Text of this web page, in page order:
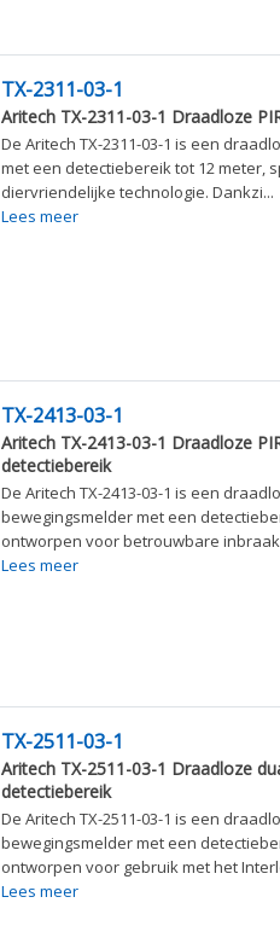
TX-2311-03-1
Aritech TX-2311-03-1 Draadloze
De Aritech TX-2311-03-1 is een
met een detectiebereik tot 12 meter,
diervriendelijke technologie. Dankzi...
Lees meer
TX-2413-03-1
Aritech TX-2413-03-1 Draadloze
detectiebereik
De Aritech TX-2413-03-1 is een
bewegingsmelder met een
ontworpen voor betrouwbare
Lees meer
TX-2511-03-1
Aritech TX-2511-03-1 Draadloze
detectiebereik
De Aritech TX-2511-03-1 is een
bewegingsmelder met een
ontworpen voor gebruik met het
Lees meer